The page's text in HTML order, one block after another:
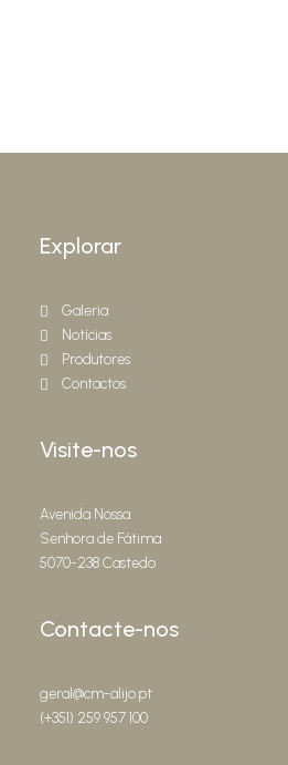
Explorar
Galeria
Notícias
Produtores
Contactos
Visite-nos
Avenida Nossa
Senhora de Fátima
5070-238 Castedo
Contacte-nos
geral@cm-alijo.pt
(+351) 259 957 100